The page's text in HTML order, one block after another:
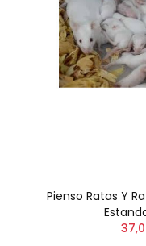
Pienso Ratas Y